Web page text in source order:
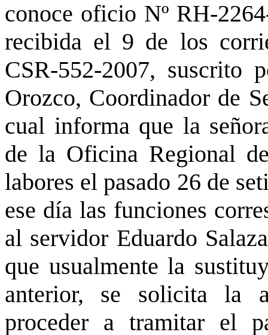
conoce oficio Nº RH-
recibida el 9 de los
CSR-552-2007, suscrito
Orozco, Coordinador de
cual informa que la
de la Oficina Regional
labores el pasado 26 de
ese día las funciones
al servidor Eduardo
que usualmente la
anterior, se solicita la
proceder a tramitar el